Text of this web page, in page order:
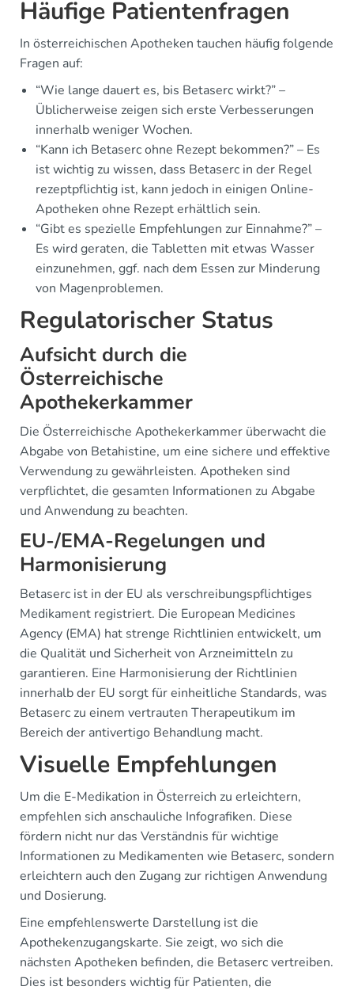
Häufige Patientenfragen
In österreichischen Apotheken tauchen häufig folgende
Fragen auf:
“Wie lange dauert es, bis Betaserc wirkt?” –
Üblicherweise zeigen sich erste Verbesserungen
innerhalb weniger Wochen.
“Kann ich Betaserc ohne Rezept bekommen?” – Es
ist wichtig zu wissen, dass Betaserc in der Regel
rezeptpflichtig ist, kann jedoch in einigen Online-
Apotheken ohne Rezept erhältlich sein.
“Gibt es spezielle Empfehlungen zur Einnahme?” –
Es wird geraten, die Tabletten mit etwas Wasser
einzunehmen, ggf. nach dem Essen zur Minderung
von Magenproblemen.
Regulatorischer Status
Aufsicht durch die
Österreichische
Apothekerkammer
Die Österreichische Apothekerkammer überwacht die
Abgabe von Betahistine, um eine sichere und effektive
Verwendung zu gewährleisten. Apotheken sind
verpflichtet, die gesamten Informationen zu Abgabe
und Anwendung zu beachten.
EU-/EMA-Regelungen und
Harmonisierung
Betaserc ist in der EU als verschreibungspflichtiges
Medikament registriert. Die European Medicines
Agency (EMA) hat strenge Richtlinien entwickelt, um
die Qualität und Sicherheit von Arzneimitteln zu
garantieren. Eine Harmonisierung der Richtlinien
innerhalb der EU sorgt für einheitliche Standards, was
Betaserc zu einem vertrauten Therapeutikum im
Bereich der antivertigo Behandlung macht.
Visuelle Empfehlungen
Um die E-Medikation in Österreich zu erleichtern,
empfehlen sich anschauliche Infografiken. Diese
fördern nicht nur das Verständnis für wichtige
Informationen zu Medikamenten wie Betaserc, sondern
erleichtern auch den Zugang zur richtigen Anwendung
und Dosierung.
Eine empfehlenswerte Darstellung ist die
Apothekenzugangskarte. Sie zeigt, wo sich die
nächsten Apotheken befinden, die Betaserc vertreiben.
Dies ist besonders wichtig für Patienten, die